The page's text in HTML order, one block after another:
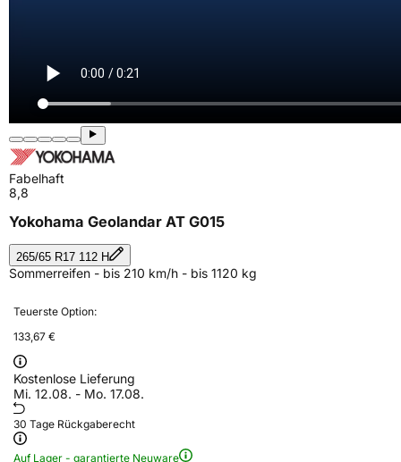
Fabelhaft
8,8
Yokohama Geolandar AT G015
265/65 R17 112 H
Sommerreifen - bis 210 km/h - bis 1120 kg
Teuerste Option:
133,67 €
Kostenlose Lieferung
Mi. 12.08. - Mo. 17.08.
30 Tage Rückgaberecht
Auf Lager - garantierte Neuware